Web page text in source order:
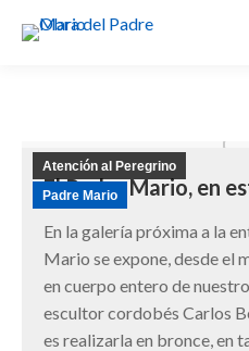
Atención al Peregrino
Padre Mario
El Padre Mario, en
En la galería próxima a la
Mario se expone, desde el
en cuerpo entero de
escultor cordobés Carlos
es realizarla en bronce, en